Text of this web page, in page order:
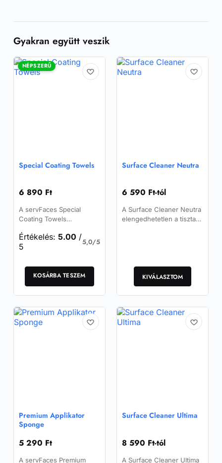
Gyakran együtt veszik
NÉPSZERŰ
Special Coating Towels
6 890 Ft
A servFaces Special
Coating Towels
rövid mikroszálas
törlőkendők, bevonatok
feladatokra.
Értékelés: 5.00 /
5
5,0/5
KOSÁRBA TESZEM
Surface Cleaner Neutra
6 590 Ft-tól
A Surface Cleaner Neutra
elengedhetetlen a tiszta
KIVÁLASZTOM
Ennek
terméknek
több
variációja
van.
A
Premium Applikator
Sponge
5 290 Ft
A servFaces Premium
Surface Cleaner Ultima
8 590 Ft-tól
A Surface Cleaner Ultima